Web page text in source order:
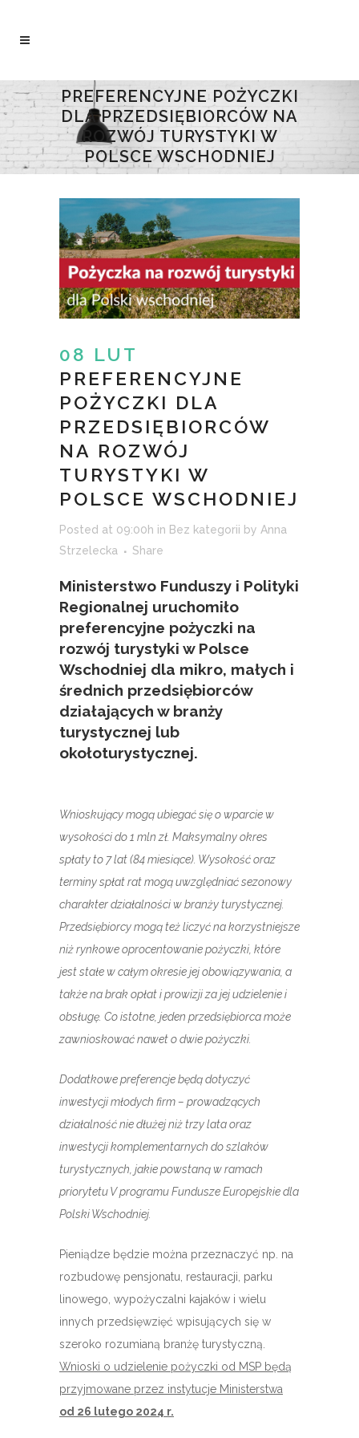
PREFERENCYJNE POŻYCZKI
DLA PRZEDSIĘBIORCÓW NA
ROZWÓJ TURYSTYKI W
POLSCE WSCHODNIEJ
08 LUT
PREFERENCYJNE
POŻYCZKI DLA
PRZEDSIĘBIORCÓW
NA ROZWÓJ
TURYSTYKI W
POLSCE WSCHODNIEJ
Posted at 09:00h in Bez kategorii by Anna
Strzelecka
Share
Ministerstwo Funduszy i Polityki
Regionalnej uruchomiło
preferencyjne pożyczki na
rozwój turystyki w Polsce
Wschodniej dla mikro, małych i
średnich przedsiębiorców
działających w branży
turystycznej lub
okołoturystycznej.
Wnioskujący mogą ubiegać się o wparcie w
wysokości do 1 mln zł. Maksymalny okres
spłaty to 7 lat (84 miesiące). Wysokość oraz
terminy spłat rat mogą uwzględniać sezonowy
charakter działalności w branży turystycznej.
Przedsiębiorcy mogą też liczyć na korzystniejsze
niż rynkowe oprocentowanie pożyczki, które
jest stałe w całym okresie jej obowiązywania, a
także na brak opłat i prowizji za jej udzielenie i
obsługę. Co istotne, jeden przedsiębiorca może
zawnioskować nawet o dwie pożyczki.
Dodatkowe preferencje będą dotyczyć
inwestycji młodych firm – prowadzących
działalność nie dłużej niż trzy lata oraz
inwestycji komplementarnych do szlaków
turystycznych, jakie powstaną w ramach
priorytetu V programu Fundusze Europejskie dla
Polski Wschodniej.
Pieniądze będzie można przeznaczyć np. na
rozbudowę pensjonatu, restauracji, parku
linowego, wypożyczalni kajaków i wielu
innych przedsięwzięć wpisujących się w
szeroko rozumianą branżę turystyczną.
Wnioski o udzielenie pożyczki od MSP będą
przyjmowane przez instytucje Ministerstwa
od 26 lutego 2024 r.